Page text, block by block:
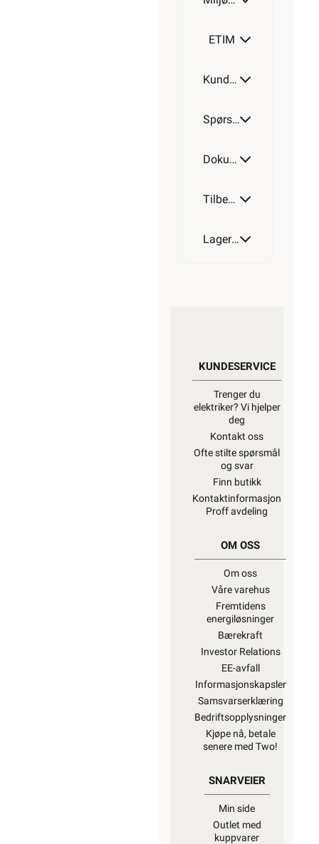
ETIM
Kundeomtale
Spørsmål og svar
Dokumentasjon
Tilbehør
Lagerstatus
KUNDESERVICE
Trenger du
elektriker? Vi hjelper
deg
Kontakt oss
Ofte stilte spørsmål
og svar
Finn butikk
Kontaktinformasjon
Proff avdeling
OM OSS
Om oss
Våre varehus
Fremtidens
energiløsninger
Bærekraft
Investor Relations
EE-avfall
Informasjonskapsler
Samsvarserklæring
Bedriftsopplysninger
Kjøpe nå, betale
senere med Two!
SNARVEIER
Min side
Outlet med
kuppvarer